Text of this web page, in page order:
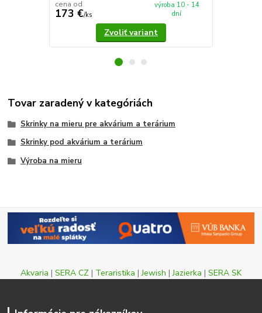
cena od
173 €/ks
výroba 10 - 14
dní
Zvoliť variant
Tovar zaradený v kategóriách
Skrinky na mieru pre akvárium a terárium
Skrinky pod akvárium a terárium
Výroba na mieru
Akvaria | SERA CZ | Teraristika |Jewish |Jazierka | SERA SK